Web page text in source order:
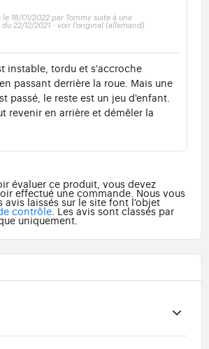
18/01/2022 par Tommy suite à une
22/12/2021 - voir l'original (allemand)
instable, tordu et s'accroche
passant derrière la roue. Mais une
passé, le reste est un jeu d'enfant.
revenir en arrière et démêler la
évaluer ce produit, vous devez
effectué une commande. Nous vous
avis laissés sur le site font l'objet
contrôle . Les avis sont classés par
uniquement.